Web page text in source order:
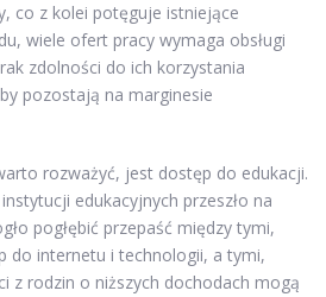
co z kolei potęguje istniejące
wiele ofert pracy wymaga obsługi
zdolności do ich korzystania
pozostają na marginesie
rozważyć, jest dostęp do edukacji.
edukacyjnych przeszło na
pogłębić przepaść między tymi,
do internetu i technologii, a tymi,
z rodzin o niższych dochodach mogą